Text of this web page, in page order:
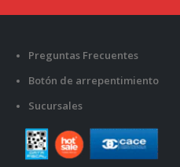
Preguntas Frecuentes
Botón de arrepentimiento
Sucursales